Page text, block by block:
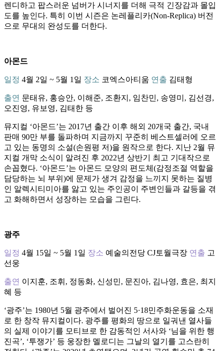
렌디하고 팝스러운 넘버가 시너지를 더해 극적 긴장감과 몰입
도를 높인다. 특히 이번 시즌은 논레플리카(Non-Replica) 버전
으로 무대의 완성도를 더한다.
아몬드
일정 4월 2일 ~ 5월 1일 장소 코엑스아티움 연출 김태형
출연 문태유, 홍승안, 이해준, 조환지, 임찬민, 송영미, 김선경,
오진영, 유보영, 김태한 등
뮤지컬 ‘아몬드’는 2017년 출간 이후 해외 20개국 출간, 국내
판매 90만 부를 돌파하며 지금까지 꾸준히 베스트셀러에 오르
고 있는 동명의 소설(손원평 저)을 원작으로 한다. 지난 2월 뮤
지컬 개막 소식이 알려진 후 2022년 상반기 최고 기대작으로
손꼽혔다. ‘아몬드’는 아몬드 모양의 편도체(감정조절 역할을
담당하는 뇌 부위)에 문제가 생겨 감정을 느끼지 못하는 질병
인 알렉시티미아를 앓고 있는 주인공이 주변인들과 갈등을 겪
고 화해하면서 성장하는 모습을 그린다.
광주
일정 4월 15일 ~ 5월 1일 장소 예술의전당 CJ토월극장 연출 고
선웅
출연 이지훈, 조휘, 정동화, 신성민, 문진아, 김나영, 효은, 최지
혜 등
‘광주’는 1980년 5월 광주에서 벌어진 5·18민주화운동을 소재
로 한 창작 뮤지컬이다. 광주를 평화의 땅으로 일궈낸 열사들
의 실제 이야기를 모티브로 한 감동적인 서사와 ‘님을 위한 행
진곡’, ‘투쟁가’ 등 웅장한 멜로디는 그날의 열기를 고스란히